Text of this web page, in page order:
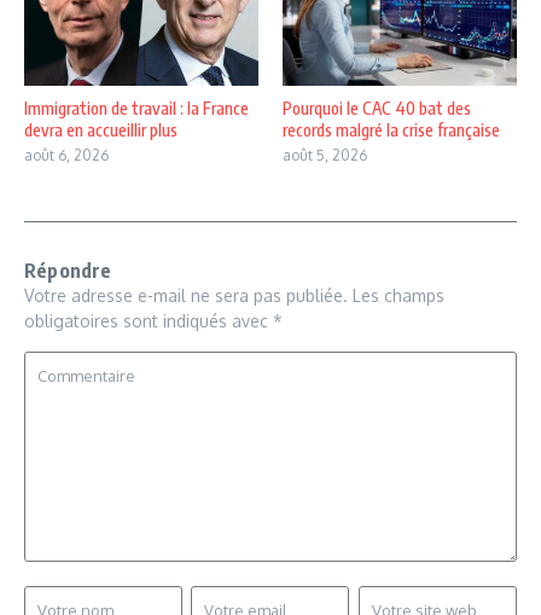
Immigration de travail : la France
devra en accueillir plus
août 6, 2026
Pourquoi le CAC 40 bat des
records malgré la crise française
août 5, 2026
Répondre
Votre adresse e-mail ne sera pas publiée. Les champs
obligatoires sont indiqués avec *